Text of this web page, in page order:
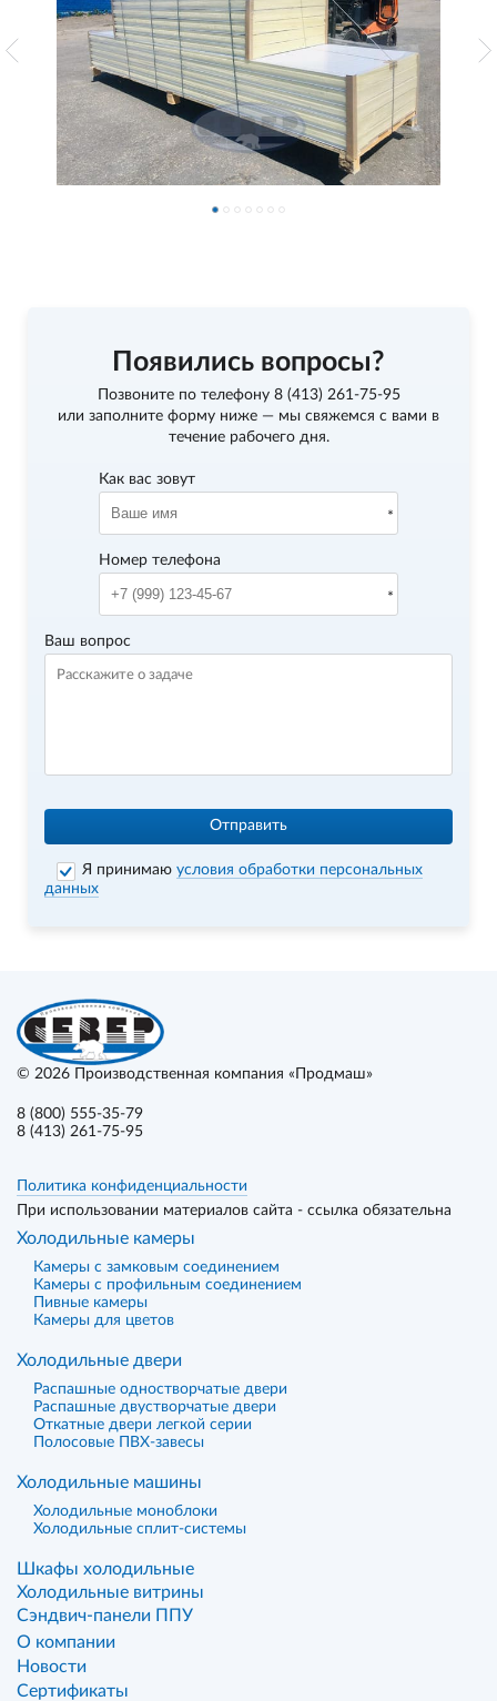
Появились вопросы?
Позвоните по телефону 8 (413) 261-75-95
или заполните форму ниже — мы свяжемся с вами в
течение рабочего дня.
Как вас зовут
Номер телефона
Ваш вопрос
Отправить
Я принимаюусловия обработки персональных
данных
© 2026 Производственная компания «Продмаш»
8 (800) 555-35-79
8 (413) 261-75-95
Политика конфиденциальности
При использовании материалов сайта - ссылка обязательна
Холодильные камеры
Камеры с замковым соединением
Камеры с профильным соединением
Пивные камеры
Камеры для цветов
Холодильные двери
Распашные одностворчатые двери
Распашные двустворчатые двери
Откатные двери легкой серии
Полосовые ПВХ-завесы
Холодильные машины
Холодильные моноблоки
Холодильные сплит-системы
Шкафы холодильные
Холодильные витрины
Сэндвич-панели ППУ
О компании
Новости
Сертификаты